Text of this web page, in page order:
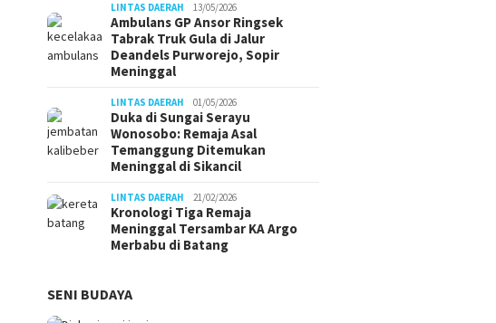
LINTAS DAERAH 13/05/2026
Ambulans GP Ansor Ringsek
Tabrak Truk Gula di Jalur
Deandels Purworejo, Sopir
Meninggal
LINTAS DAERAH 01/05/2026
Duka di Sungai Serayu
Wonosobo: Remaja Asal
Temanggung Ditemukan
Meninggal di Sikancil
LINTAS DAERAH 21/02/2026
Kronologi Tiga Remaja
Meninggal Tersambar KA Argo
Merbabu di Batang
SENI BUDAYA